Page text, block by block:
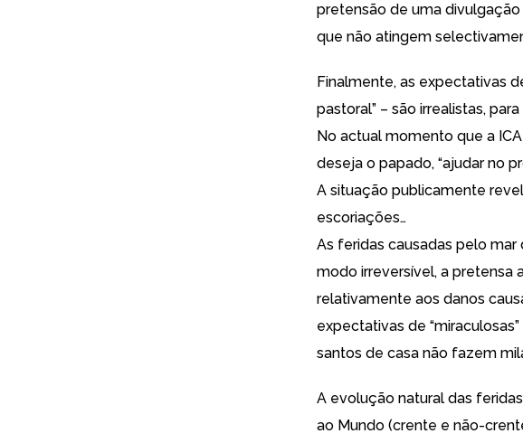
pretensão de uma
que não atingem
Finalmente, as expectativas
pastoral” – são irrealistas,
No actual momento que a
deseja o papado, “ajudar no
A situação publicamente
escoriações…
As feridas causadas pelo mar
modo irreversível, a pretensa
relativamente aos danos
expectativas de
santos de casa não fazem
A evolução natural das
ao Mundo (crente e não-